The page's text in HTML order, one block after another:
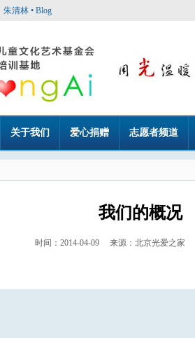
朱清林 • Blog
关于我们 爱心捐赠 志愿者频道
我们的概况
时间：2014-04-09 来源：北京光爱之家